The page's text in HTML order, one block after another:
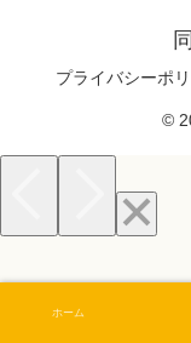
プライバシーポ
©
ホーム